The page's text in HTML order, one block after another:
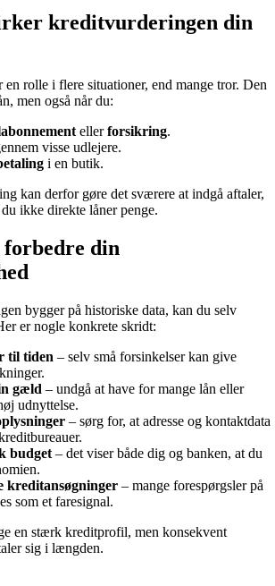
kreditvurderingen din
rolle i flere situationer, end mange tror. Den
men også når du:
ellerforsikring.
visse udlejere.
i en butik.
kan derfor gøre det sværere at indgå aftaler,
ikke direkte låner penge.
forbedre din
bygger på historiske data, kan du selv
er nogle konkrete skridt:
til tiden – selv små forsinkelser kan give
gæld – undgå at have for mange lån eller
udnyttelse.
– sørg for, at adresse og kontaktdata
budget – det viser både dig og banken, at du
kreditansøgninger – mange forespørgsler på
som et faresignal.
en stærk kreditprofil, men konsekvent
sig i længden.